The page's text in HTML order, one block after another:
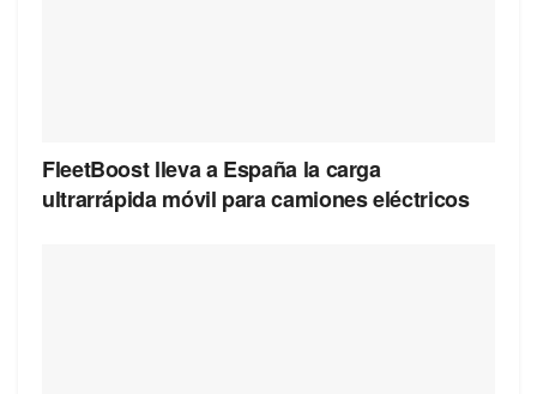
FleetBoost lleva a España la carga
ultrarrápida móvil para camiones eléctricos